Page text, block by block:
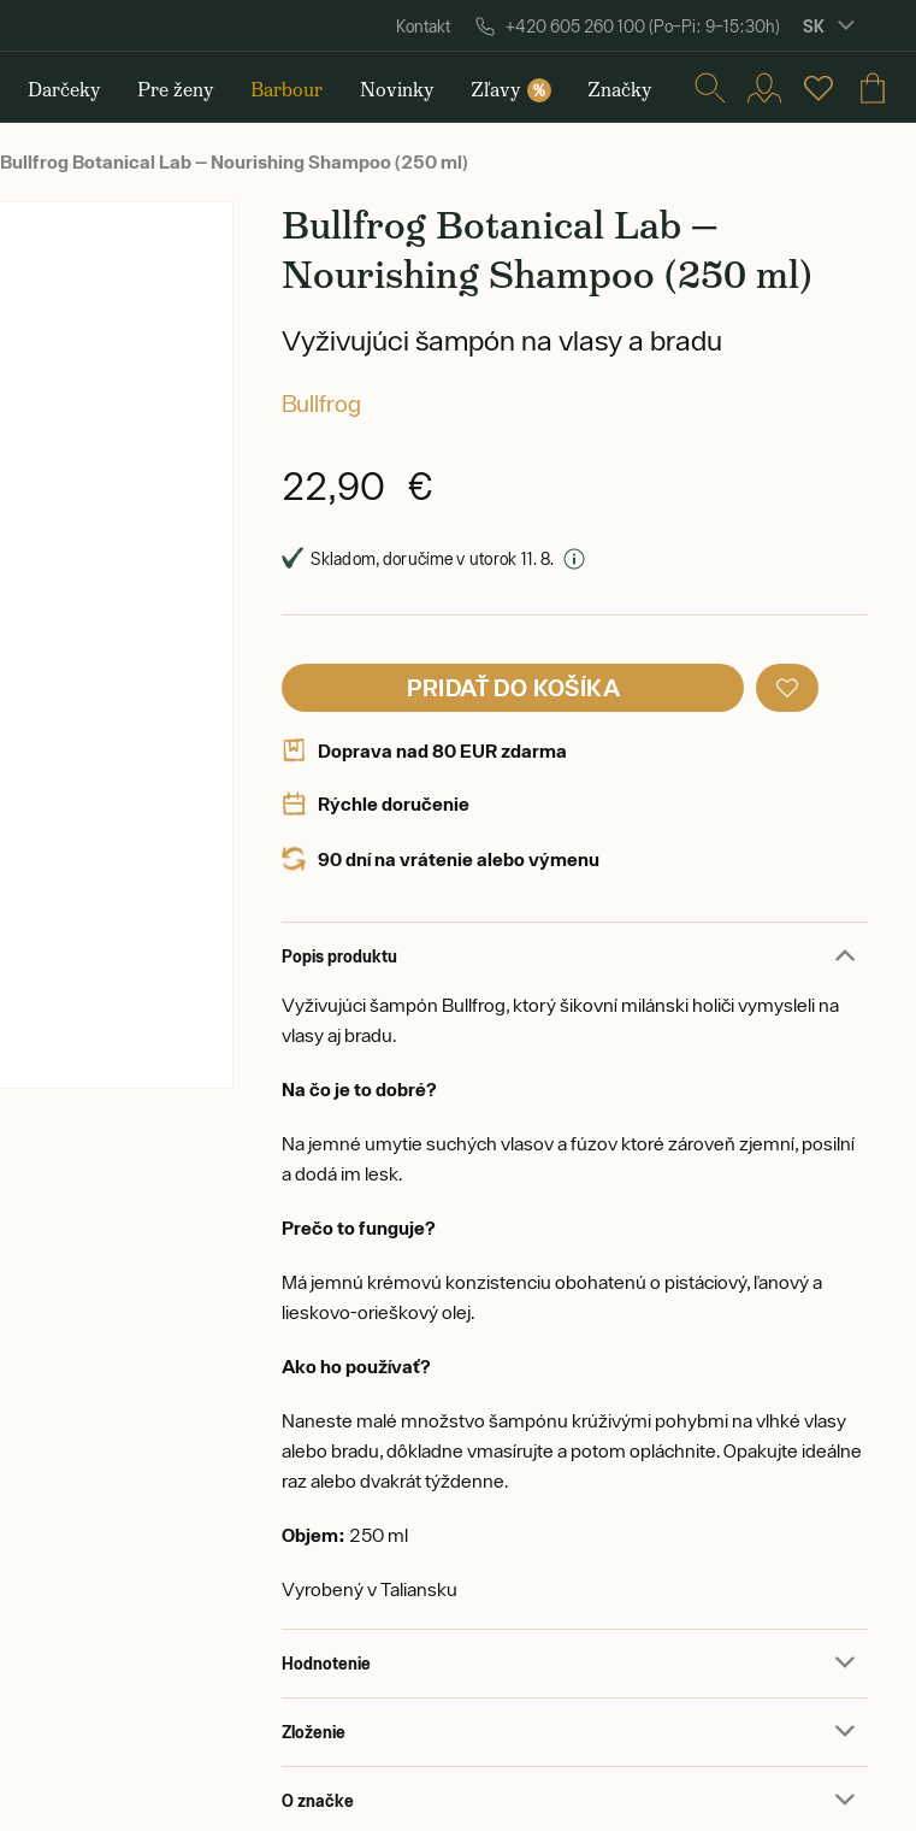
Kontakt +420 605 260 100 (Po–Pi: 9–15:30h) SK
Darčeky Pre ženy Barbour Novinky Zľavy % Značky
Bullfrog Botanical Lab — Nourishing Shampoo (250 ml)
Bullfrog Botanical Lab —
Nourishing Shampoo (250 ml)
Vyživujúci šampón na vlasy a bradu
Bullfrog
22,90 €
Skladom, doručíme v utorok 11. 8.
PRIDAŤ DO KOŠÍKA
Doprava nad 80 EUR zdarma
Rýchle doručenie
90 dní na vrátenie alebo výmenu
Popis produktu
Vyživujúci šampón Bullfrog, ktorý šikovní milánski holiči vymysleli na
vlasy aj bradu.
Na čo je to dobré?
Na jemné umytie suchých vlasov a fúzov ktoré zároveň zjemní, posilní
a dodá im lesk.
Prečo to funguje?
Má jemnú krémovú konzistenciu obohatenú o pistáciový, ľanový a
lieskovo-orieškový olej.
Ako ho používať?
Naneste malé množstvo šampónu krúživými pohybmi na vlhké vlasy
alebo bradu, dôkladne vmasírujte a potom opláchnite. Opakujte ideálne
raz alebo dvakrát týždenne.
Objem: 250 ml
Vyrobený v Taliansku
Hodnotenie
Zloženie
O značke